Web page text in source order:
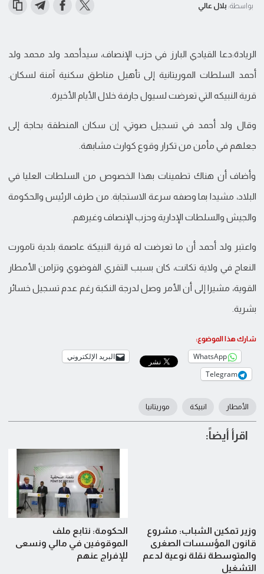
بواسطة: بلال عالي
الريادة:دعا القيادي البارز في حزب الإنصاف، سيدأحمد ولد محمد ولد
أحمد السلطات الموريتانية إلى تأهيل مناطق سكنية آمنة لسكان.
قرية النبيكه التي تعرضت لسيول جارفة خلال الأيام الأخيرة.
وقال ولد أحمد في تسجيل صوتي، إن سكان المنطقة بحاجة إلى
جعلهم في مأمن من تكرار وقوع كوارث مشابهة.
وأضاف أن هناك تطمينات بهذا الخصوص من السلطات العليا في
البلاد، مشيدا بما وصفه سرعة الاستجابة. من طرف الرئيس والحكومة
والجيش والسلطات الإدارية وحزب الإنصاف وغيرهم.
واعتبر ولد أحمد أن ما تعرضت له قرية النبيكة عاصمة بلدية تامورت
النعاج في ولاية تكانت، كان بسبب التقري الفوضوي وتزامن الأمطار
القوية، مشيرا إلى أن الأمر وصل لدرجة النكبة رغم عدم تسجيل خسائر
بشرية.
شارك هذا الموضوع:
WhatsApp
البريد الإلكتروني
Telegram
الأمطار انبيكة موريتانيا
اقرأ أيضاً:
وزير تمكين الشباب: مشروع
قانون المؤسسات الصغرى
والمتوسطة نقلة نوعية لدعم
التشغيل
الحكومة: نتابع ملف
الموقوفين في مالي ونسعى
للإفراج عنهم